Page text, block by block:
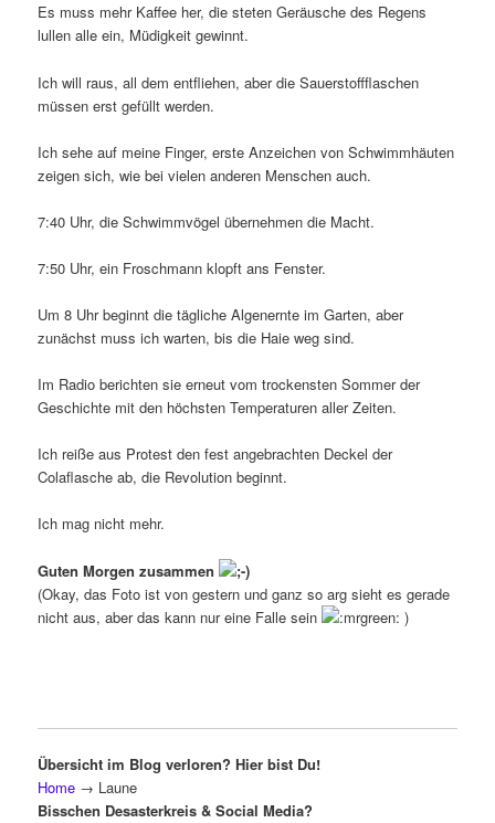
Es muss mehr Kaffee her, die steten Geräusche des Regens
lullen alle ein, Müdigkeit gewinnt.
Ich will raus, all dem entfliehen, aber die Sauerstoffflaschen
müssen erst gefüllt werden.
Ich sehe auf meine Finger, erste Anzeichen von Schwimmhäuten
zeigen sich, wie bei vielen anderen Menschen auch.
7:40 Uhr, die Schwimmvögel übernehmen die Macht.
7:50 Uhr, ein Froschmann klopft ans Fenster.
Um 8 Uhr beginnt die tägliche Algenernte im Garten, aber
zunächst muss ich warten, bis die Haie weg sind.
Im Radio berichten sie erneut vom trockensten Sommer der
Geschichte mit den höchsten Temperaturen aller Zeiten.
Ich reiße aus Protest den fest angebrachten Deckel der
Colaflasche ab, die Revolution beginnt.
Ich mag nicht mehr.
Guten Morgen zusammen
(Okay, das Foto ist von gestern und ganz so arg sieht es gerade
nicht aus, aber das kann nur eine Falle sein
)
Übersicht im Blog verloren? Hier bist Du!
Home → Laune
Bisschen Desasterkreis & Social Media?